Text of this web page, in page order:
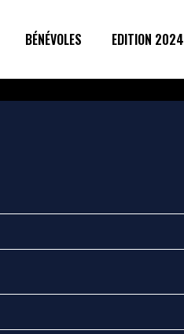
BÉNÉVOLES EDITION 2024